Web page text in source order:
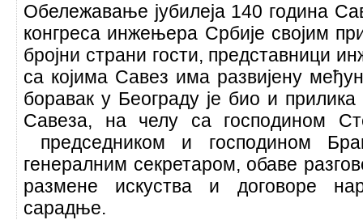
Обележавање јубилеја 140 година
конгреса инжењера Србије својим
бројни страни гости, представници
са којима Савез има развијену
боравак у Београду је био и
Савеза, на челу са господином
председником и господином
генералним секретаром, обаве
размене искуства и договоре
сарадње.